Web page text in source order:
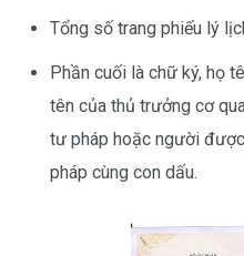
Tổng số trang phiếu lý
Phần cuối là chữ ký, họ
tên của thủ trưởng cơ
tư pháp hoặc người
pháp cùng con dấu.